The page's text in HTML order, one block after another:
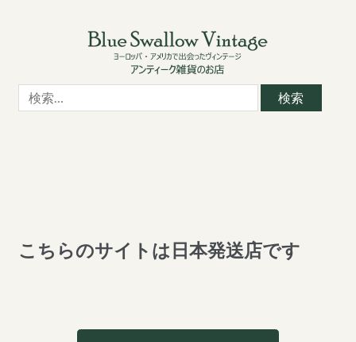
検
索:
こちらのサイトは日本発送店です